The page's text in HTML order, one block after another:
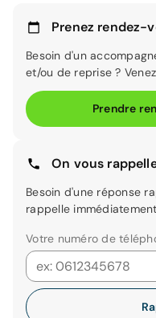
Prenez rendez-
Besoin d'un
et/ou de reprise ?
Prendre
On vous
Besoin d'une réponse
rappelle
Votre numéro de